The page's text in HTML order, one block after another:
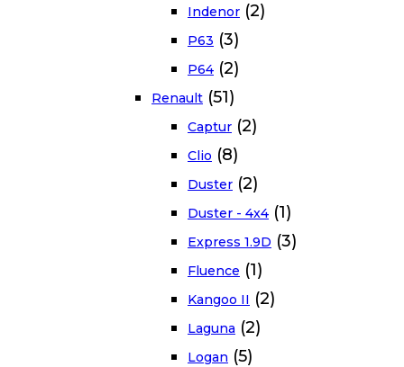
Indenor (2)
P63 (3)
P64 (2)
Renault (51)
Captur (2)
Clio (8)
Duster (2)
Duster - 4x4 (1)
Express 1.9D (3)
Fluence (1)
Kangoo II (2)
Laguna (2)
Logan (5)